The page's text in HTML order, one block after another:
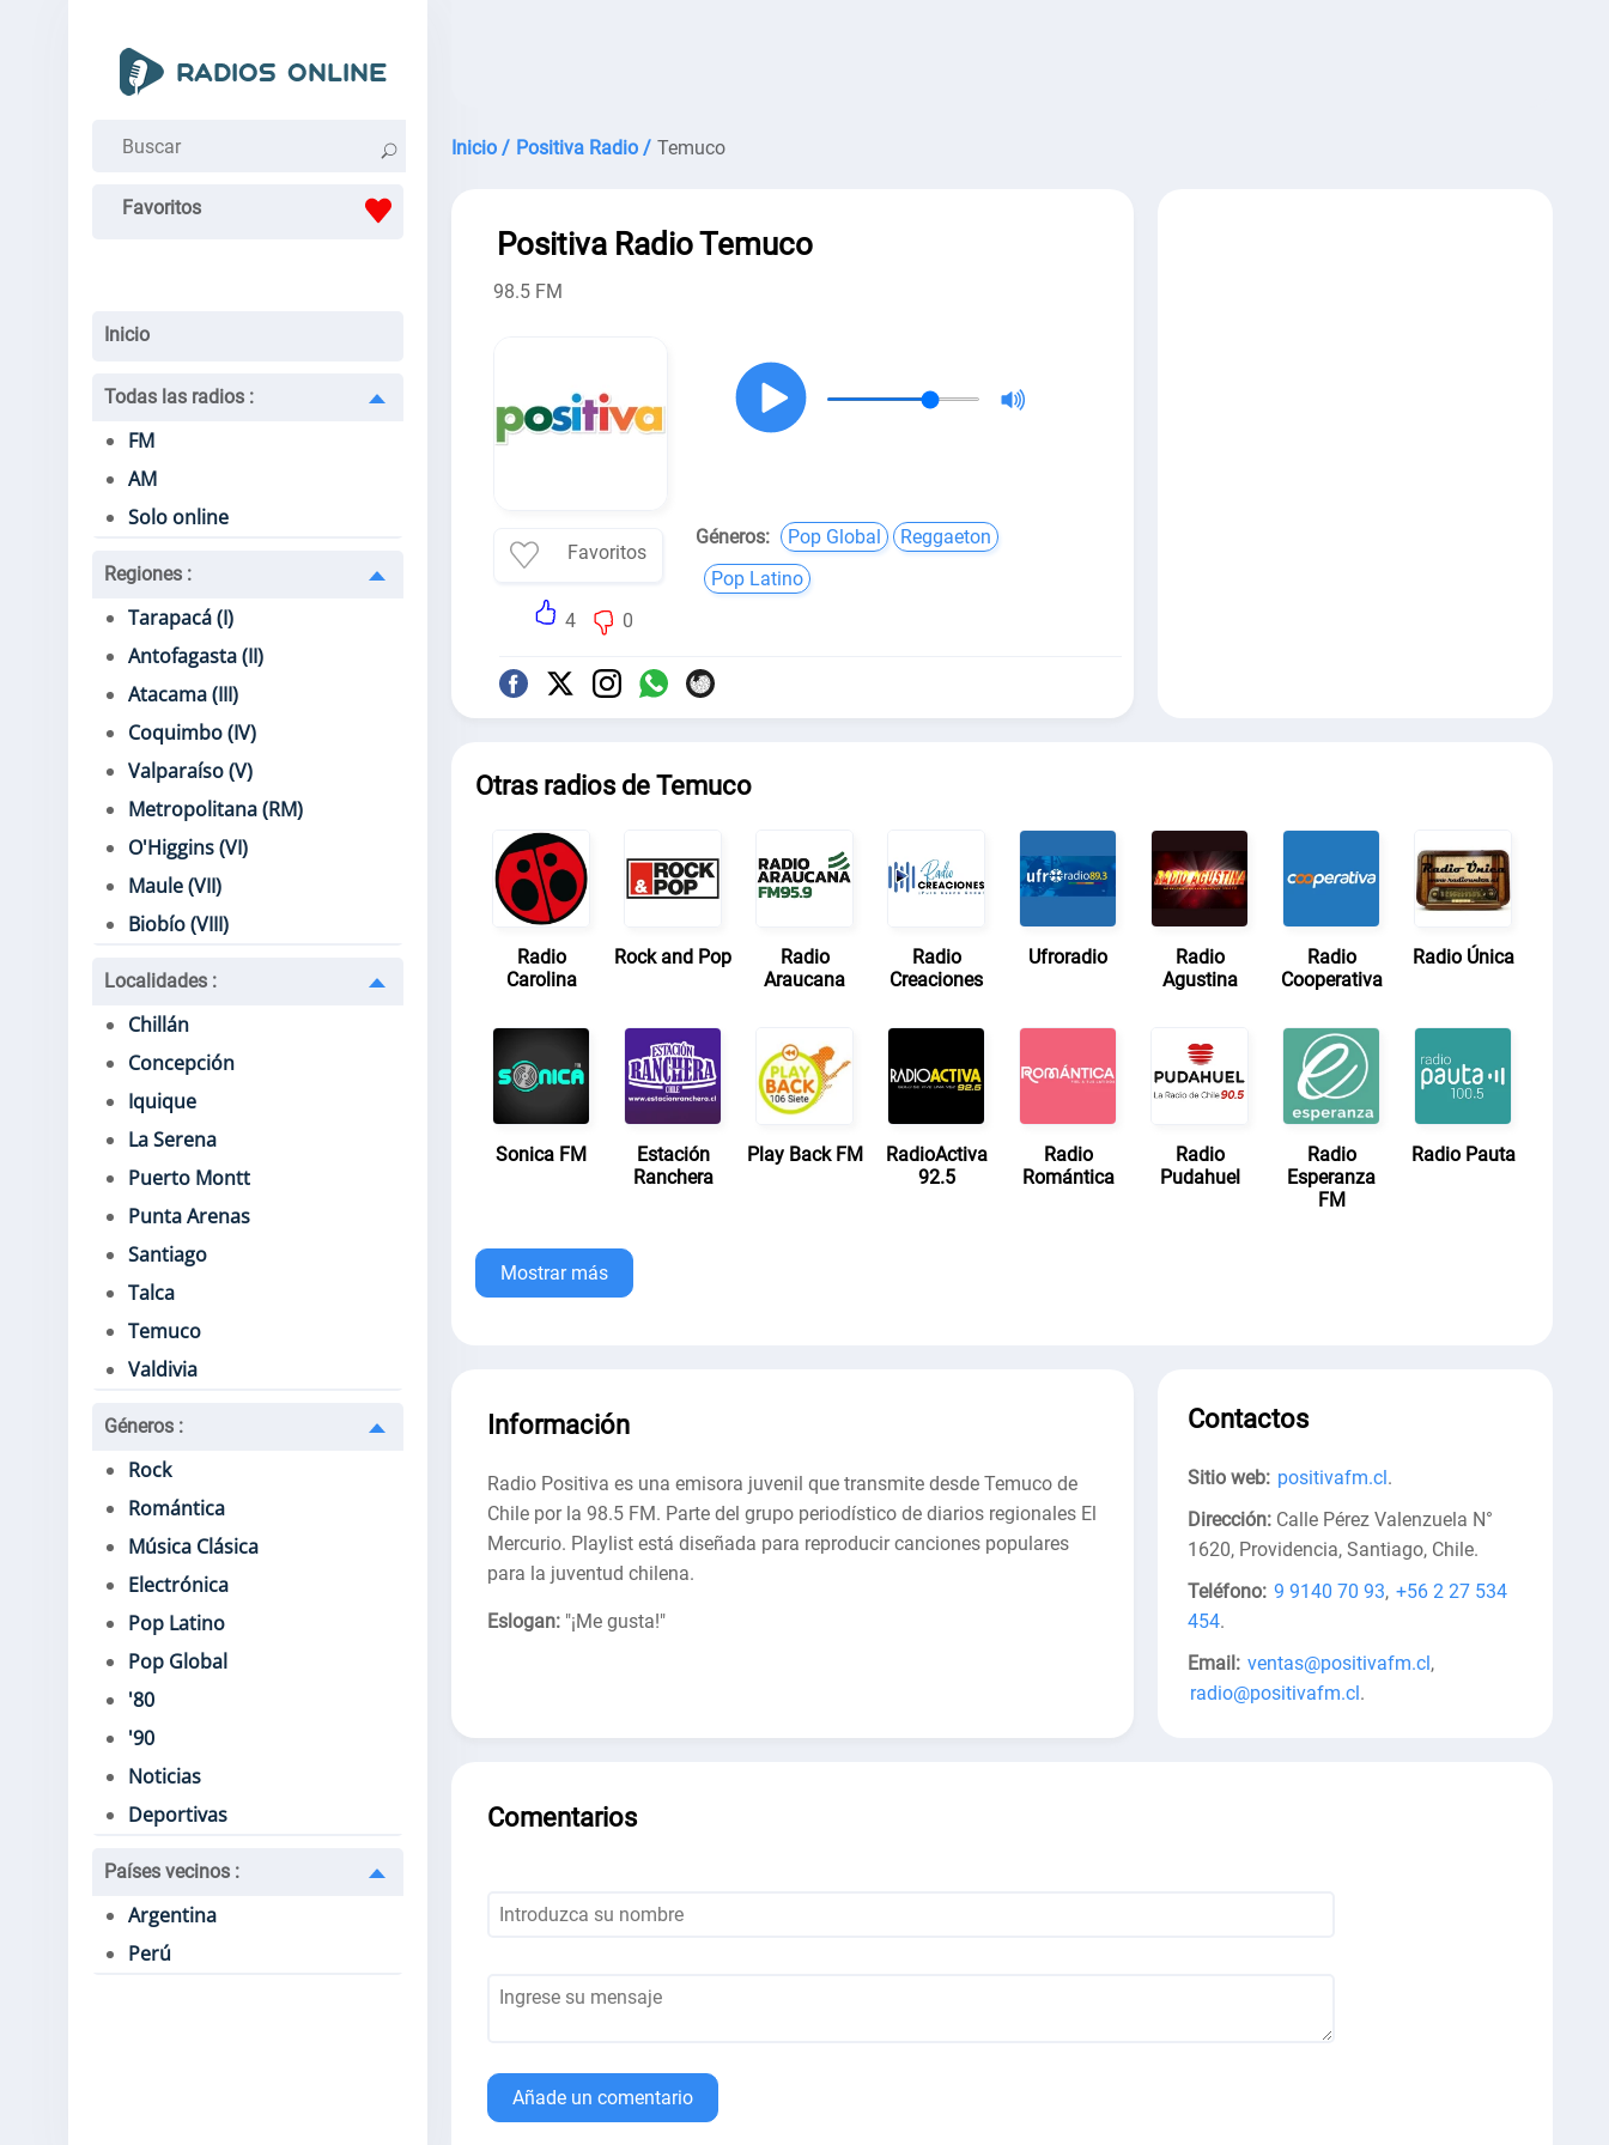
Favoritos
Inicio
Todas las radios :
FM
AM
Solo online
Regiones :
Tarapacá (I)
Antofagasta (II)
Atacama (III)
Coquimbo (IV)
Valparaíso (V)
Metropolitana (RM)
O'Higgins (VI)
Maule (VII)
Biobío (VIII)
Localidades :
Chillán
Concepción
Iquique
La Serena
Puerto Montt
Punta Arenas
Santiago
Talca
Temuco
Valdivia
Géneros :
Rock
Romántica
Música Clásica
Electrónica
Pop Latino
Pop Global
'80
'90
Noticias
Deportivas
Países vecinos :
Argentina
Perú
Inicio / Positiva Radio / Temuco
Positiva Radio Temuco
98.5 FM
Favoritos
4 0
Géneros: Pop Global
Reggaeton
Pop Latino
Otras radios de Temuco
Radio
Carolina
Rock and Pop
Radio
Araucana
Radio
Creaciones
Ufroradio
Radio
Agustina
Radio
Cooperativa
Radio Única
Sonica FM
Estación
Ranchera
Play Back FM
RadioActiva
92.5
Radio
Romántica
Radio
Pudahuel
Radio
Esperanza
FM
Radio Pauta
Mostrar más
Información
Radio Positiva es una emisora ​​juvenil que transmite desde Temuco de
Chile por la 98.5 FM. Parte del grupo periodístico de diarios regionales El
Mercurio. Playlist está diseñada para reproducir canciones populares
para la juventud chilena.
Eslogan: "¡Me gusta!"
Contactos
Sitio web: positivafm.cl.
Dirección: Calle Pérez Valenzuela N°
1620, Providencia, Santiago, Chile.
Teléfono: 9 9140 70 93, +56 2 27 534
454.
Email: ventas@positivafm.cl,
radio@positivafm.cl.
Comentarios
Añade un comentario